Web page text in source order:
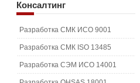
Консалтинг
Разработка СМК ИСО 9001
Разработка СМК ISO 13485
Разработка СЭМ ИСО 14001